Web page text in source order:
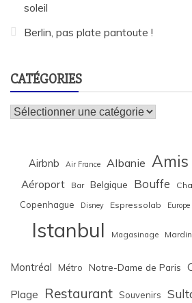
soleil
Berlin, pas plate pantoute !
CATÉGORIES
Catégories
Airbnb Air France Albanie Amis
Aéroport Bar Belgique Bouffe
Copenhague Disney Espressolab Europe
Istanbul Magasinage Mardin
Montréal Métro Notre-Dame de Paris
Plage Restaurant Souvenirs